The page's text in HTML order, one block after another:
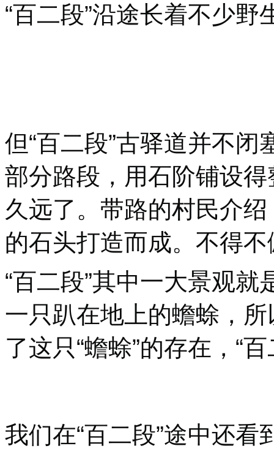
“百二段”沿途长着不少野
但“百二段”古驿道并不
部分路段，用石阶铺设
久远了。带路的村民介
的石头打造而成。不得
“百二段”其中一大景观
一只趴在地上的蟾蜍，
了这只“蟾蜍”的存在，“
我们在“百二段”途中还